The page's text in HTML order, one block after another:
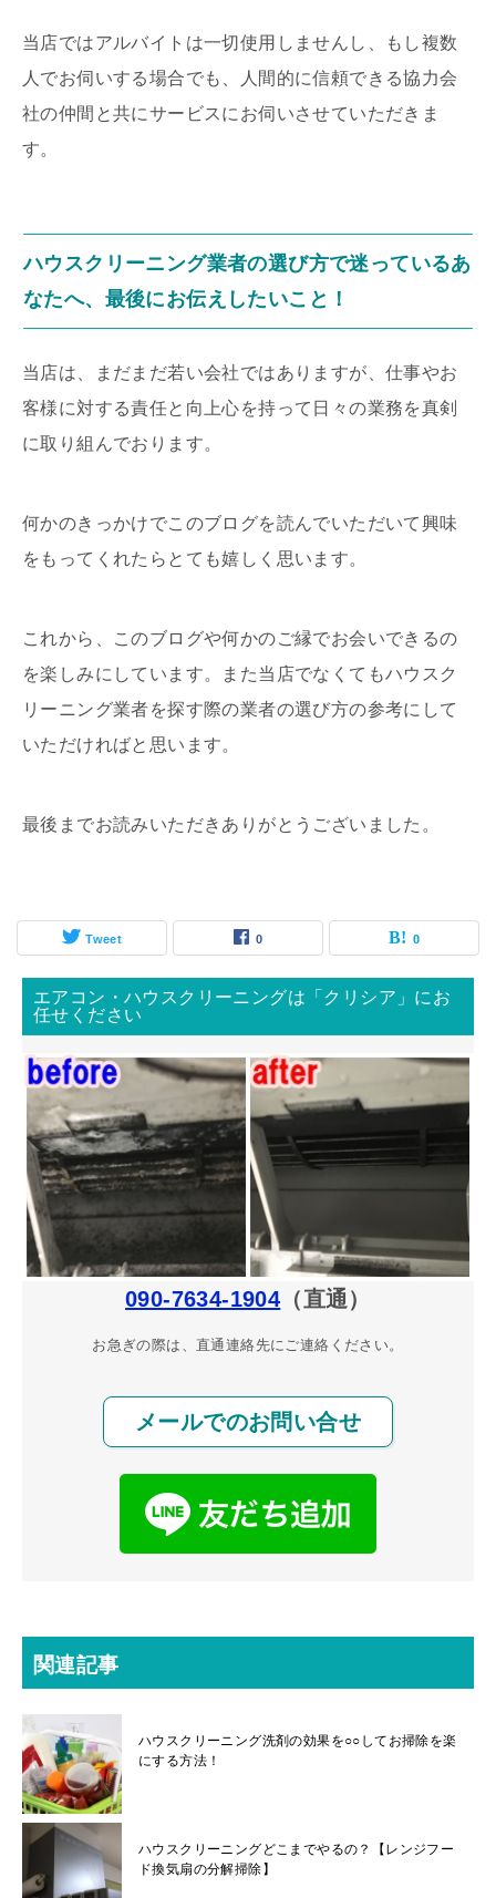
当店ではアルバイトは一切使用しませんし、もし複数
人でお伺いする場合でも、人間的に信頼できる協力会
社の仲間と共にサービスにお伺いさせていただきま
す。
ハウスクリーニング業者の選び方で迷っているあ
なたへ、最後にお伝えしたいこと！
当店は、まだまだ若い会社ではありますが、仕事やお
客様に対する責任と向上心を持って日々の業務を真剣
に取り組んでおります。
何かのきっかけでこのブログを読んでいただいて興味
をもってくれたらとても嬉しく思います。
これから、このブログや何かのご縁でお会いできるの
を楽しみにしています。また当店でなくてもハウスク
リーニング業者を探す際の業者の選び方の参考にして
いただければと思います。
最後までお読みいただきありがとうございました。
Tweet 0 0
エアコン・ハウスクリーニングは「クリシア」にお
任せください
090-7634-1904 （直通）
お急ぎの際は、直通連絡先にご連絡ください。
メールでのお問い合せ
関連記事
ハウスクリーニング洗剤の効果を○○してお掃除を楽
にする方法！
ハウスクリーニングどこまでやるの？【レンジフー
ド換気扇の分解掃除】